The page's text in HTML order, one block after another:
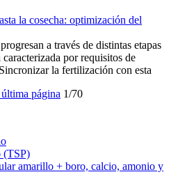
la cosecha: optimización del
a través de distintas etapas
por requisitos de
la fertilización con esta
página 1/70
(TSP)
amarillo + boro, calcio, amonio y